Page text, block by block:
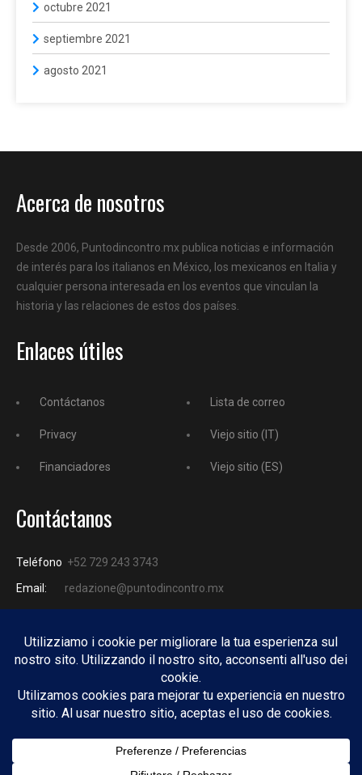
octubre 2021
septiembre 2021
agosto 2021
Acerca de nosotros
Desde 2006, Puntodincontro.mx publica noticias e información
de interés para los italianos en México, los mexicanos en Italia y
cualquier persona interesada en los eventos que vinculan la
historia y las relaciones de estos dos países.
Enlaces útiles
Contáctanos
Privacy
Financiadores
Lista de correo
Viejo sitio (IT)
Viejo sitio (ES)
Contáctanos
Teléfono +52 729 243 3743
Email:
redazione@puntodincontro.mx
PUNTODINCONTRO